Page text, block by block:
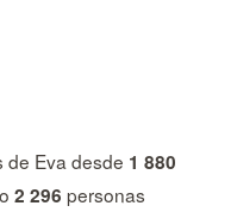
de Eva desde 1 880
2 296 personas